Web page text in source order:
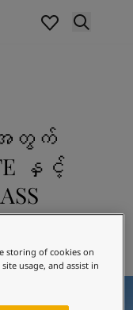
အတွက်
နှင့်
ANTIQUE
storing of cookies on
usage, and assist in